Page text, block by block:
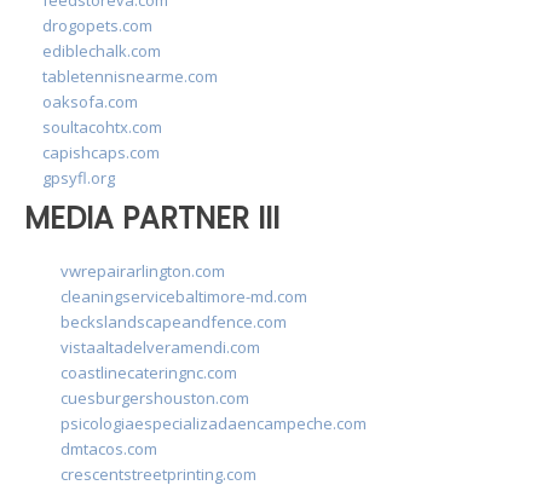
drogopets.com
ediblechalk.com
tabletennisnearme.com
oaksofa.com
soultacohtx.com
capishcaps.com
gpsyfl.org
MEDIA PARTNER III
vwrepairarlington.com
cleaningservicebaltimore-md.com
beckslandscapeandfence.com
vistaaltadelveramendi.com
coastlinecateringnc.com
cuesburgershouston.com
psicologiaespecializadaencampeche.com
dmtacos.com
crescentstreetprinting.com